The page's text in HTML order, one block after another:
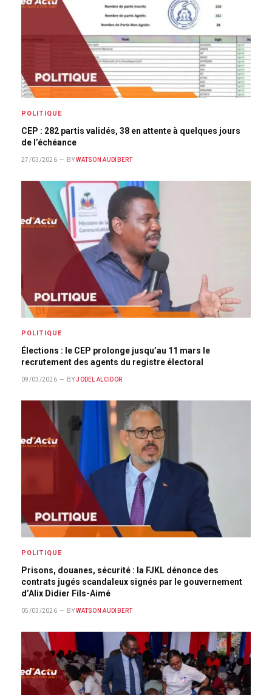
POLITIQUE
CEP : 282 partis validés, 38 en attente à quelques jours
de l’échéance
27/03/2026 BY WATSON AUDIBERT
POLITIQUE
Élections : le CEP prolonge jusqu’au 11 mars le
recrutement des agents du registre électoral
09/03/2026 BY JODEL ALCIDOR
POLITIQUE
Prisons, douanes, sécurité : la FJKL dénonce des
contrats jugés scandaleux signés par le gouvernement
d’Alix Didier Fils-Aimé
05/03/2026 BY WATSON AUDIBERT